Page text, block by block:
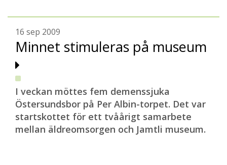
16 sep 2009
Minnet stimuleras på museum
I veckan möttes fem demenssjuka
Östersundsbor på Per Albin-torpet. Det var
startskottet för ett tvåårigt samarbete
mellan äldreomsorgen och Jamtli museum.